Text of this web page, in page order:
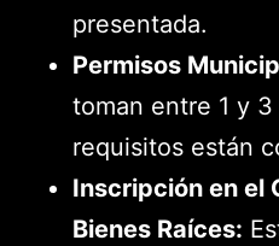
presentada.
Permisos
toman entre 1 y
requisitos están
Inscripción en el
Bienes Raíces: